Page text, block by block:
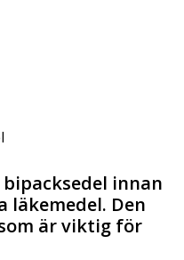
innan
läkemedel. Den
är viktig för